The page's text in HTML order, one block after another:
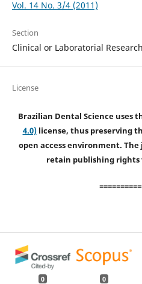
Vol. 14 No. 3/4 (2011)
Section
Clinical or Laboratorial Research
License
Brazilian Dental Science uses
4.0)license, thus preserving
open access environment.
retain publishing
0 0